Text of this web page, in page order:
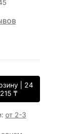
| 24
215 ₸
: от 2-3